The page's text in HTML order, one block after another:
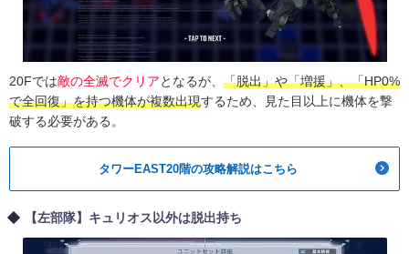
20Fでは敵の全滅でクリアとなるが、 「脱出」や「増援」、「HP0%
で全回復」を持つ機体が複数出現するため、見た目以上に機体を撃
破する必要がある。
タワーEAST20階の攻略解説はこちら
【左部隊】キュリオス以外は脱出持ち